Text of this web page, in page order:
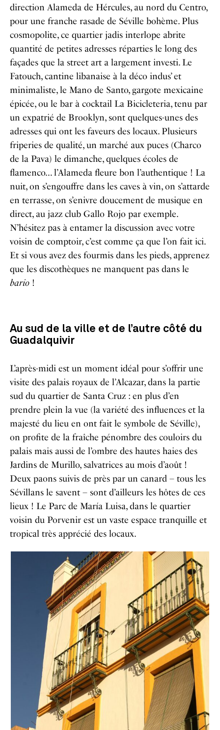
direction Alameda de Hércules, au nord du Centro,
pour une franche rasade de Séville bohème. Plus
cosmopolite, ce quartier jadis interlope abrite
quantité de petites adresses réparties le long des
façades que la street art a largement investi. Le
Fatouch, cantine libanaise à la déco indus’ et
minimaliste, le Mano de Santo, gargote mexicaine
épicée, ou le bar à cocktail La Bicicleteria, tenu par
un expatrié de Brooklyn, sont quelques-unes des
adresses qui ont les faveurs des locaux. Plusieurs
friperies de qualité, un marché aux puces (Charco
de la Pava) le dimanche, quelques écoles de
flamenco… l’Alameda fleure bon l’authentique ! La
nuit, on s’engouffre dans les caves à vin, on s’attarde
en terrasse, on s’enivre doucement de musique en
direct, au jazz club Gallo Rojo par exemple.
N’hésitez pas à entamer la discussion avec votre
voisin de comptoir, c’est comme ça que l’on fait ici.
Et si vous avez des fourmis dans les pieds, apprenez
que les discothèques ne manquent pas dans le
bario !
Au sud de la ville et de l’autre côté du
Guadalquivir
L’après-midi est un moment idéal pour s’offrir une
visite des palais royaux de l’Alcazar, dans la partie
sud du quartier de Santa Cruz : en plus d’en
prendre plein la vue (la variété des influences et la
majesté du lieu en ont fait le symbole de Séville),
on profite de la fraîche pénombre des couloirs du
palais mais aussi de l’ombre des hautes haies des
Jardins de Murillo, salvatrices au mois d’août !
Deux paons suivis de près par un canard – tous les
Sévillans le savent – sont d’ailleurs les hôtes de ces
lieux ! Le Parc de María Luisa, dans le quartier
voisin du Porvenir est un vaste espace tranquille et
tropical très apprécié des locaux.